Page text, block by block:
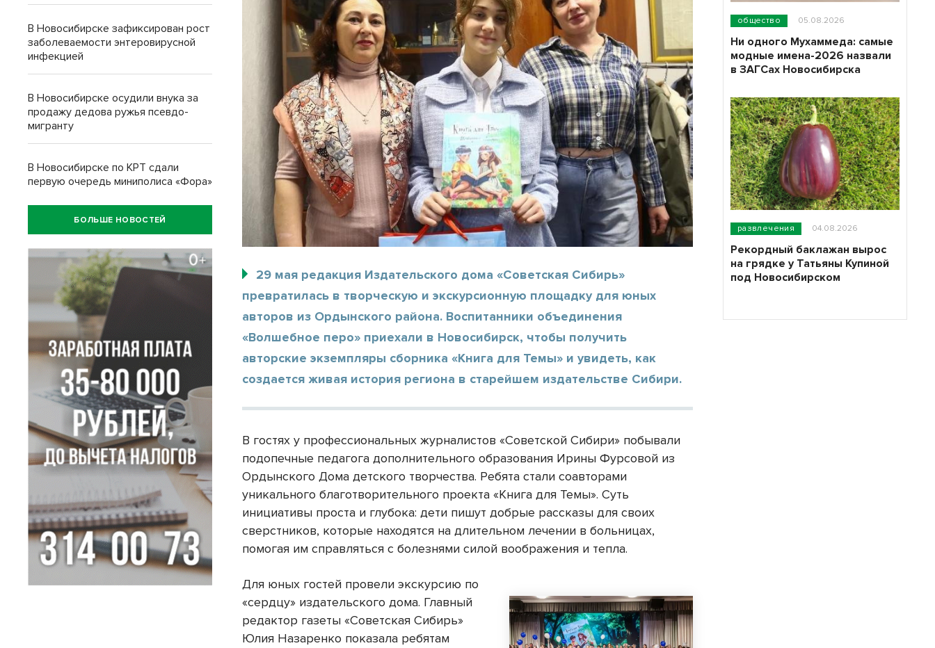
29 мая редакция Издательского дома «Советская Сибирь»
превратилась в творческую и экскурсионную площадку для юных
авторов из Ордынского района. Воспитанники объединения
«Волшебное перо» приехали в Новосибирск, чтобы получить
авторские экземпляры сборника «Книга для Темы» и увидеть, как
создается живая история региона в старейшем издательстве Сибири.
В гостях у профессиональных журналистов «Советской Сибири» побывали
подопечные педагога дополнительного образования Ирины Фурсовой из
Ордынского Дома детского творчества. Ребята стали соавторами
уникального благотворительного проекта «Книга для Темы». Суть
инициативы проста и глубока: дети пишут добрые рассказы для своих
сверстников, которые находятся на длительном лечении в больницах,
помогая им справляться с болезнями силой воображения и тепла.
Для юных гостей провели экскурсию по
«сердцу» издательского дома. Главный
редактор газеты «Советская Сибирь»
Юлия Назаренко показала ребятам
В Новосибирске зафиксирован рост
заболеваемости энтеровирусной
инфекцией
В Новосибирске осудили внука за
продажу дедова ружья псевдо-
мигранту
В Новосибирске по КРТ сдали
первую очередь миниполиса «Фора»
БОЛЬШЕ НОВОСТЕЙ
общество 05.08.2026
Ни одного Мухаммеда: самые
модные имена-2026 назвали
в ЗАГСах Новосибирска
развлечения 04.08.2026
Рекордный баклажан вырос
на грядке у Татьяны Купиной
под Новосибирском